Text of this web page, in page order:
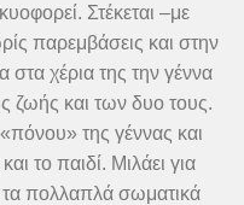
Στέκεται –με
παρεμβάσεις και στην
στα χέρια της την γέννα
ζωής και των δυο τους.
«πόνου» της γέννας και
το παιδί. Μιλάει για
τα πολλαπλά σωματικά